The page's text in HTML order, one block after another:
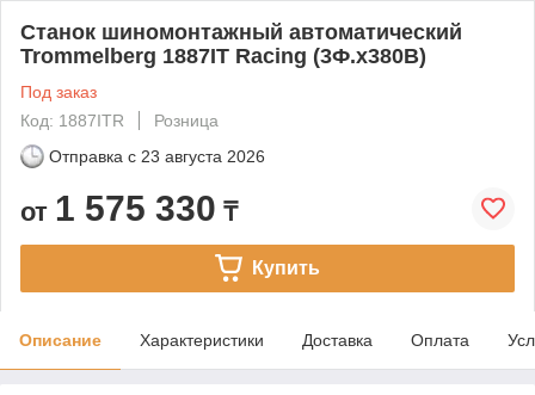
Станок шиномонтажный автоматический
Trommelberg 1887IT Racing (3Ф.х380В)
Под заказ
Код: 1887ITR
Розница
Отправка с 23 августа 2026
от 1 575 330 ₸
Купить
Описание Характеристики Доставка Оплата